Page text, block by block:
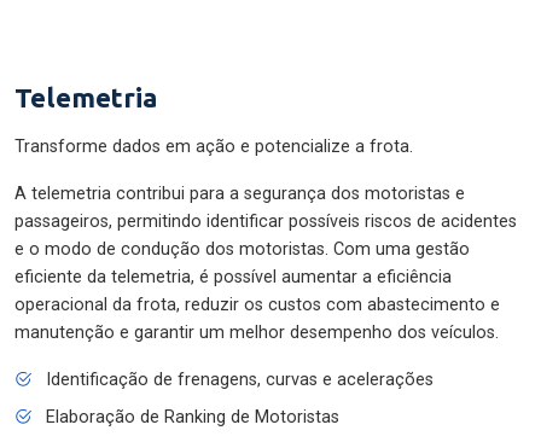
Telemetria
Transforme dados em ação e potencialize a frota.
A telemetria contribui para a segurança dos motoristas e
passageiros, permitindo identificar possíveis riscos de acidentes
e o modo de condução dos motoristas. Com uma gestão
eficiente da telemetria, é possível aumentar a eficiência
operacional da frota, reduzir os custos com abastecimento e
manutenção e garantir um melhor desempenho dos veículos.
Identificação de frenagens, curvas e acelerações
Elaboração de Ranking de Motoristas